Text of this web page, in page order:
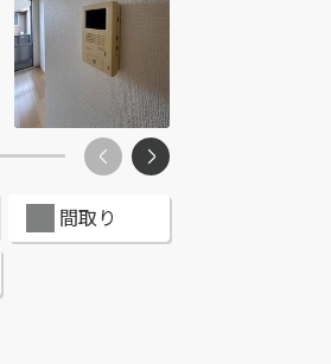
間取り